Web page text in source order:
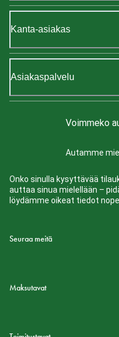
Kanta-asiakas
Asiakaspalvelu
Voimmeko
Autamme
Onko sinulla kysyttävää
auttaa sinua mielellään –
löydämme oikeat tiedot
Seuraa meitä
Maksutavat